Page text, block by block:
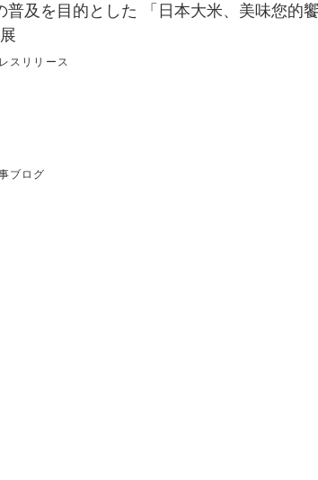
普及を目的とした 「日本大米、美味您的
スリリース
ブログ